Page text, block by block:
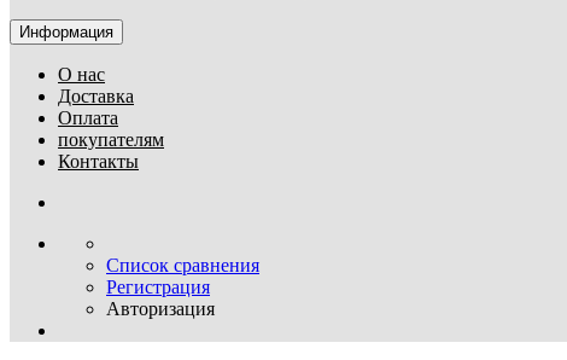
Информация
О нас
Доставка
Оплата
покупателям
Контакты
Список сравнения
Регистрация
Авторизация